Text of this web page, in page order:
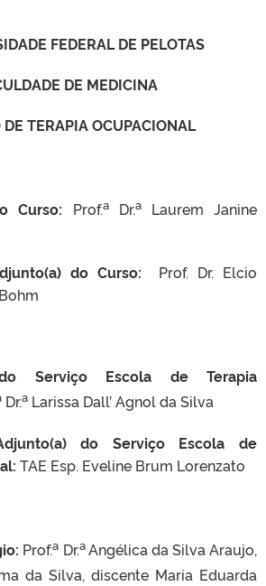
FEDERAL DE PELOTAS
DE MEDICINA
OCUPACIONAL
Curso: Prof.aDr.aLaurem Janine
do Curso:
Prof. Dr. Elcio
do Serviço Escola de Terapia
Dr.a Larissa Dall’ Agnol da Silva
do Serviço Escola de
TAE Esp. Eveline Brum Lorenzato
Prof.a Dr.aAngélica da Silva Araujo,
da Silva, discente Maria Eduarda